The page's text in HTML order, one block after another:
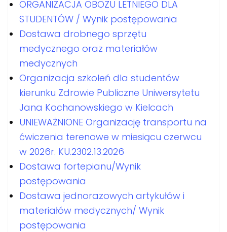
ORGANIZACJA OBOZU LETNIEGO DLA
STUDENTÓW / Wynik postępowania
Dostawa drobnego sprzętu
medycznego oraz materiałów
medycznych
Organizacja szkoleń dla studentów
kierunku Zdrowie Publiczne Uniwersytetu
Jana Kochanowskiego w Kielcach
UNIEWAŻNIONE Organizację transportu na
ćwiczenia terenowe w miesiącu czerwcu
w 2026r. KU.2302.13.2026
Dostawa fortepianu/Wynik
postępowania
Dostawa jednorazowych artykułów i
materiałów medycznych/ Wynik
postępowania